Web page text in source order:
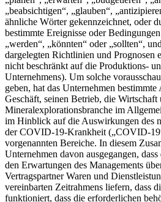
„beabsichtigen“, „glauben“,
ähnliche Wörter gekennzeichnet, oder
bestimmte Ereignisse oder
„werden“, „könnten“ oder „sollten“,
dargelegten Richtlinien und Prognosen
nicht beschränkt auf die Produktions-
Unternehmens). Um solche
geben, hat das Unternehmen bestimmte
Geschäft, seinen Betrieb, die Wirtschaft
Mineralexplorationsbranche im
im Hinblick auf die Auswirkungen des
der COVID-19-Krankheit („COVID-
vorgenannten Bereiche. In diesem
Unternehmen davon ausgegangen,
den Erwartungen des Managements
Vertragspartner Waren und
vereinbarten Zeitrahmens liefern, dass
funktioniert, dass die erforderlichen